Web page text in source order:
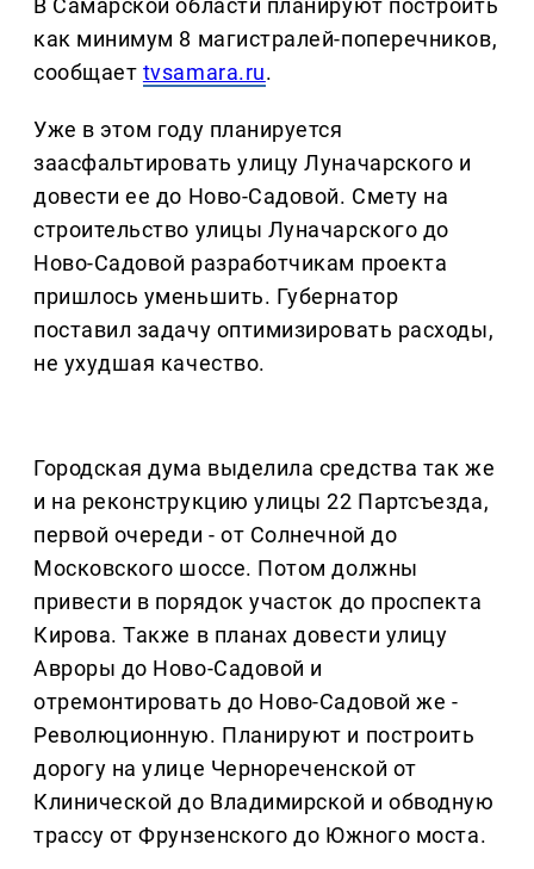
В Самарской области планируют построить
как минимум 8 магистралей-поперечников,
сообщает tvsamara.ru.
Уже в этом году планируется
заасфальтировать улицу Луначарского и
довести ее до Ново-Садовой. Смету на
строительство улицы Луначарского до
Ново-Садовой разработчикам проекта
пришлось уменьшить. Губернатор
поставил задачу оптимизировать расходы,
не ухудшая качество.
Городская дума выделила средства так же
и на реконструкцию улицы 22 Партсъезда,
первой очереди - от Солнечной до
Московского шоссе. Потом должны
привести в порядок участок до проспекта
Кирова. Также в планах довести улицу
Авроры до Ново-Садовой и
отремонтировать до Ново-Садовой же -
Революционную. Планируют и построить
дорогу на улице Чернореченской от
Клинической до Владимирской и обводную
трассу от Фрунзенского до Южного моста.